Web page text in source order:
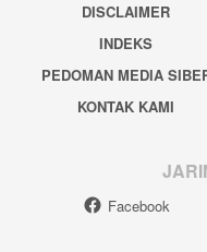
DISCLAIMER
INDEKS
PEDOMAN MEDIA
KONTAK KAMI
Facebook